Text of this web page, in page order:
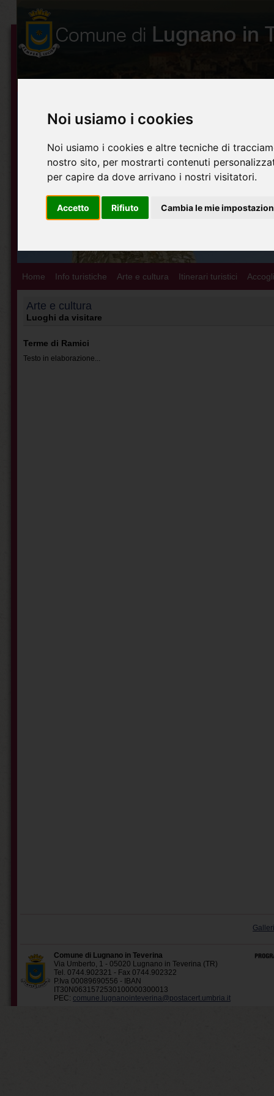
Noi usiamo i cookies
Noi usiamo i cookies e altre tecniche di
nostro sito, per mostrarti contenuti
per capire da dove arrivano i nostri visitatori.
Accetto Rifiuto Cambia le mie
Home Info turistiche Arte e cultura Itinerari turistici
Arte e cultura
Luoghi da visitare
Terme di Ramici
Testo in elaborazione...
Comune di Lugnano in Teverina
Via Umberto, 1 - 05020 Lugnano in Teverina (TR)
Tel. 0744.902321 - Fax 0744.902322
P.Iva 00089690556 - IBAN
IT30N0631572530100000300013
PEC: comune.lugnanointeverina@postacert.umbria.it